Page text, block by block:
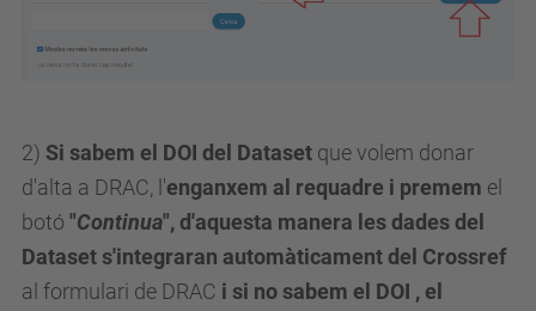
2) Si sabem el DOI del Dataset que volem donar
d'alta a DRAC, l'enganxem al requadre i premem el
botó "Continua", d'aquesta manera les dades del
Dataset s'integraran automàticament del Crossref
al formulari de DRAC i si no sabem el DOI , el